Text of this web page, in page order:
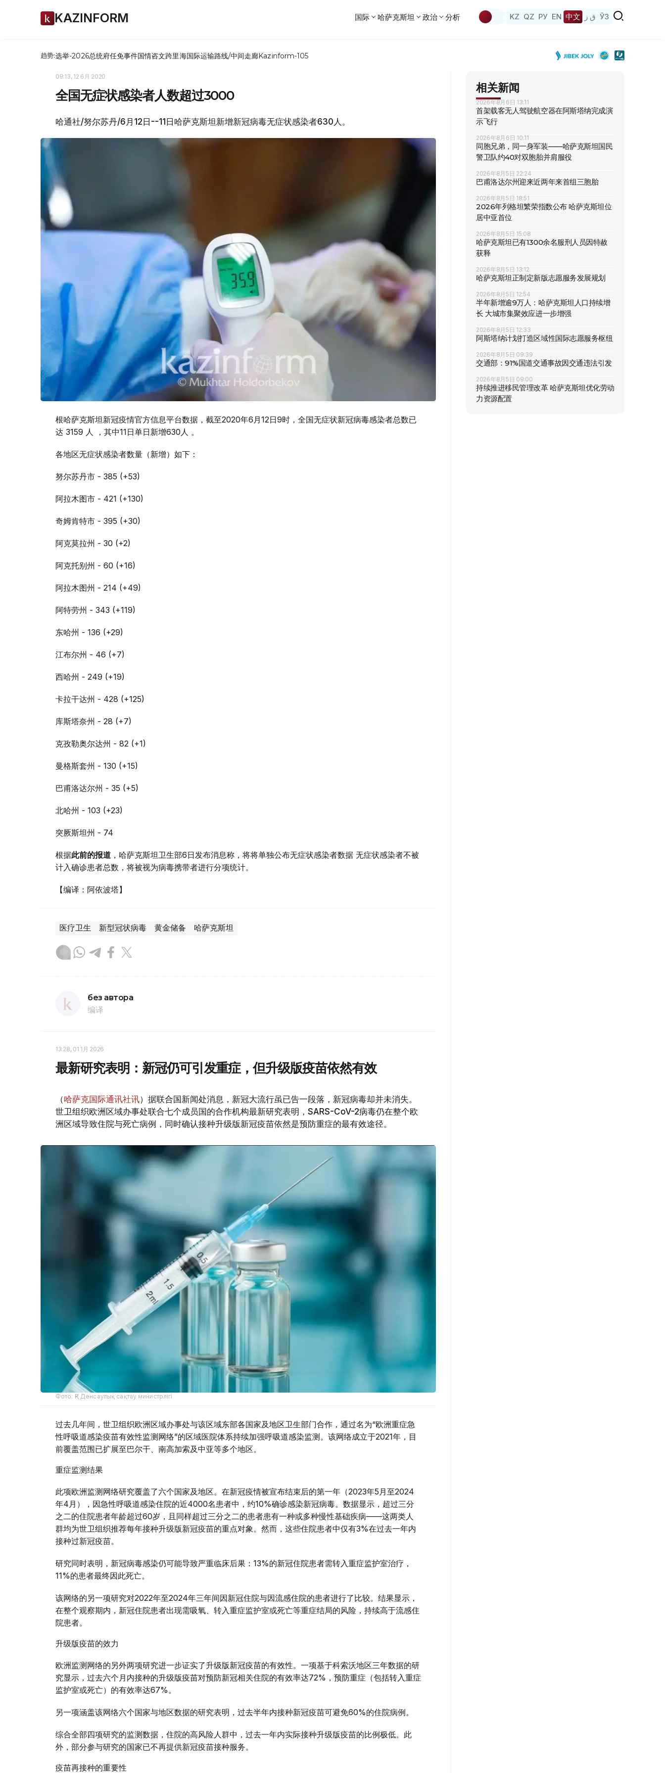
KAZINFORM 国际 哈萨克斯坦 政治 分析 KZ QZ РУ EN 中文 ق ز ЎЗ
趋势:选举-2026总统府任免事件国情咨文跨里海国际运输路线/中间走廊Kazinform-105
09:13, 12 6月 2020
全国无症状感染者人数超过3000
哈通社/努尔苏丹/6月12日--11日哈萨克斯坦新增新冠病毒无症状感染者630人。
根哈萨克斯坦新冠疫情官方信息平台数据，截至2020年6月12日9时，全国无症状新冠病毒感染者总数已
达 3159 人 ，其中11日单日新增630人 。
各地区无症状感染者数量（新增）如下：
努尔苏丹市 - 385 (+53)
阿拉木图市 - 421 (+130)
奇姆肯特市 - 395 (+30)
阿克莫拉州 - 30 (+2)
阿克托别州 - 60 (+16)
阿拉木图州 - 214 (+49)
阿特劳州 - 343 (+119)
东哈州 - 136 (+29)
江布尔州 - 46 (+7)
西哈州 - 249 (+19)
卡拉干达州 - 428 (+125)
库斯塔奈州 - 28 (+7)
克孜勒奥尔达州 - 82 (+1)
曼格斯套州 - 130 (+15)
巴甫洛达尔州 - 35 (+5)
北哈州 - 103 (+23)
突厥斯坦州 - 74
根据此前的报道 ，哈萨克斯坦卫生部6日发布消息称，将将单独公布无症状感染者数据 无症状感染者不被
计入确诊患者总数，将被视为病毒携带者进行分项统计。
【编译：阿依波塔】
医疗卫生 新型冠状病毒 黄金储备 哈萨克斯坦
без автора
编译
13:28, 01 1月 2026
最新研究表明：新冠仍可引发重症，但升级版疫苗依然有效
（哈萨克国际通讯社讯）据联合国新闻处消息，新冠大流行虽已告一段落，新冠病毒却并未消失。
世卫组织欧洲区域办事处联合七个成员国的合作机构最新研究表明，SARS-CoV-2病毒仍在整个欧
洲区域导致住院与死亡病例，同时确认接种升级版新冠疫苗依然是预防重症的最有效途径。
Фото: ҚР Денсаулық сақтау министрлігі
过去几年间，世卫组织欧洲区域办事处与该区域东部各国家及地区卫生部门合作，通过名为“欧洲重症急
性呼吸道感染疫苗有效性监测网络”的区域医院体系持续加强呼吸道感染监测。该网络成立于2021年，目
前覆盖范围已扩展至巴尔干、南高加索及中亚等多个地区。
重症监测结果
此项欧洲监测网络研究覆盖了六个国家及地区。在新冠疫情被宣布结束后的第一年（2023年5月至2024
年4月），因急性呼吸道感染住院的近4000名患者中，约10%确诊感染新冠病毒。数据显示，超过三分
之二的住院患者年龄超过60岁，且同样超过三分之二的患者患有一种或多种慢性基础疾病——这两类人
群均为世卫组织推荐每年接种升级版新冠疫苗的重点对象。然而，这些住院患者中仅有3%在过去一年内
接种过新冠疫苗。
研究同时表明，新冠病毒感染仍可能导致严重临床后果：13%的新冠住院患者需转入重症监护室治疗，
11%的患者最终因此死亡。
该网络的另一项研究对2022年至2024年三年间因新冠住院与因流感住院的患者进行了比较。结果显示，
在整个观察期内，新冠住院患者出现需吸氧、转入重症监护室或死亡等重症结局的风险，持续高于流感住
院患者。
升级版疫苗的效力
欧洲监测网络的另外两项研究进一步证实了升级版新冠疫苗的有效性。一项基于科索沃地区三年数据的研
究显示，过去六个月内接种的升级版疫苗对预防新冠相关住院的有效率达72%，预防重症（包括转入重症
监护室或死亡）的有效率达67%。
另一项涵盖该网络六个国家与地区数据的研究表明，过去半年内接种新冠疫苗可避免60%的住院病例。
综合全部四项研究的监测数据，住院的高风险人群中，过去一年内实际接种升级版疫苗的比例极低。此
外，部分参与研究的国家已不再提供新冠疫苗接种服务。
疫苗再接种的重要性
相关新闻
2026年8月6日 13:11
首架载客无人驾驶航空器在阿斯塔纳完成演
示飞行
2026年8月6日 10:11
同胞兄弟，同一身军装——哈萨克斯坦国民
警卫队约40对双胞胎并肩服役
2026年8月5日 22:24
巴甫洛达尔州迎来近两年来首组三胞胎
2026年8月5日 18:51
2026年列格坦繁荣指数公布 哈萨克斯坦位
居中亚首位
2026年8月5日 15:08
哈萨克斯坦已有1300余名服刑人员因特赦
获释
2026年8月5日 13:12
哈萨克斯坦正制定新版志愿服务发展规划
2026年8月5日 12:54
半年新增逾9万人：哈萨克斯坦人口持续增
长 大城市集聚效应进一步增强
2026年8月5日 12:33
阿斯塔纳计划打造区域性国际志愿服务枢纽
2026年8月5日 09:39
交通部：91%国道交通事故因交通违法引发
2026年8月5日 09:00
持续推进移民管理改革 哈萨克斯坦优化劳动
力资源配置